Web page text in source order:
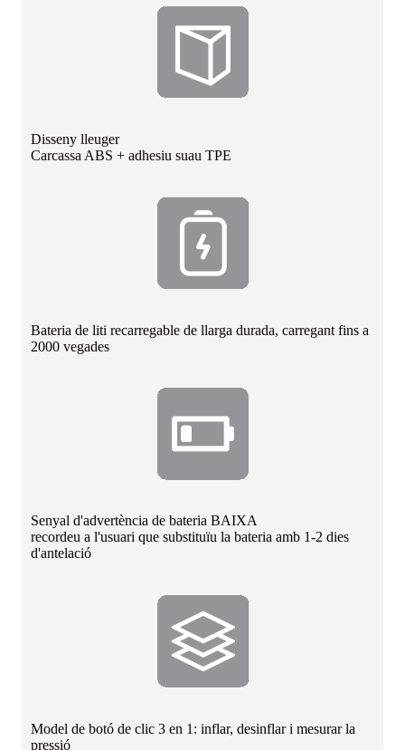
Disseny lleuger
Carcassa ABS + adhesiu suau TPE
Bateria de liti recarregable de llarga durada, carregant fins a
2000 vegades
Senyal d'advertència de bateria BAIXA
recordeu a l'usuari que substituïu la bateria amb 1-2 dies
d'antelació
Model de botó de clic 3 en 1: inflar, desinflar i mesurar la
pressió